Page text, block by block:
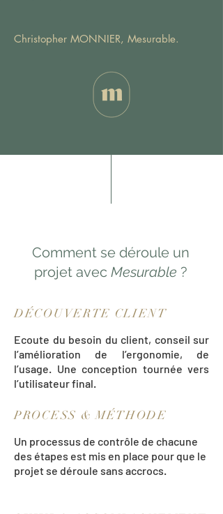
Christopher MONNIER, Mesurable.
Comment se déroule un
projet avec Mesurable ?
DÉCOUVERTE CLIENT
Ecoute du besoin du client, conseil sur
l’amélioration de l’ergonomie, de
l’usage. Une conception tournée vers
l’utilisateur final.
PROCESS & MÉTHODE
Un processus de contrôle de chacune
des étapes est mis en place pour que le
projet se déroule sans accrocs.